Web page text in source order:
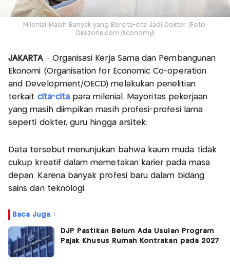
Milenial Masih Banyak yang Bercita-cita Jadi Dokter. (Foto:
Okezone.com/Xconomy)
JAKARTA– Organisasi Kerja Sama dan Pembangunan
Ekonomi (Organisation for Economic Co-operation
and Development/OECD) melakukan penelitian
terkait cita-cita para milenial. Mayoritas pekerjaan
yang masih diimpikan masih profesi-profesi lama
seperti dokter, guru hingga arsitek.
Data tersebut menunjukan bahwa kaum muda tidak
cukup kreatif dalam memetakan karier pada masa
depan. Karena banyak profesi baru dalam bidang
sains dan teknologi.
Baca Juga :
DJP Pastikan Belum Ada Usulan Program
Pajak Khusus Rumah Kontrakan pada 2027